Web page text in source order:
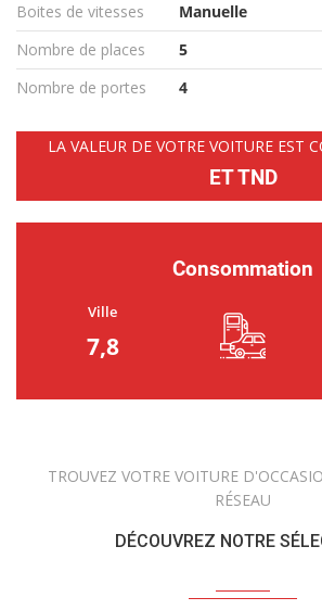
Boites de vitesses
Manuelle
Nombre de places
5
Nombre de portes
4
LA VALEUR DE VOTRE VOITURE EST
ET TND
Consommation
Ville
7,8
TROUVEZ VOTRE VOITURE
RÉSEAU
DÉCOUVREZ NOTRE